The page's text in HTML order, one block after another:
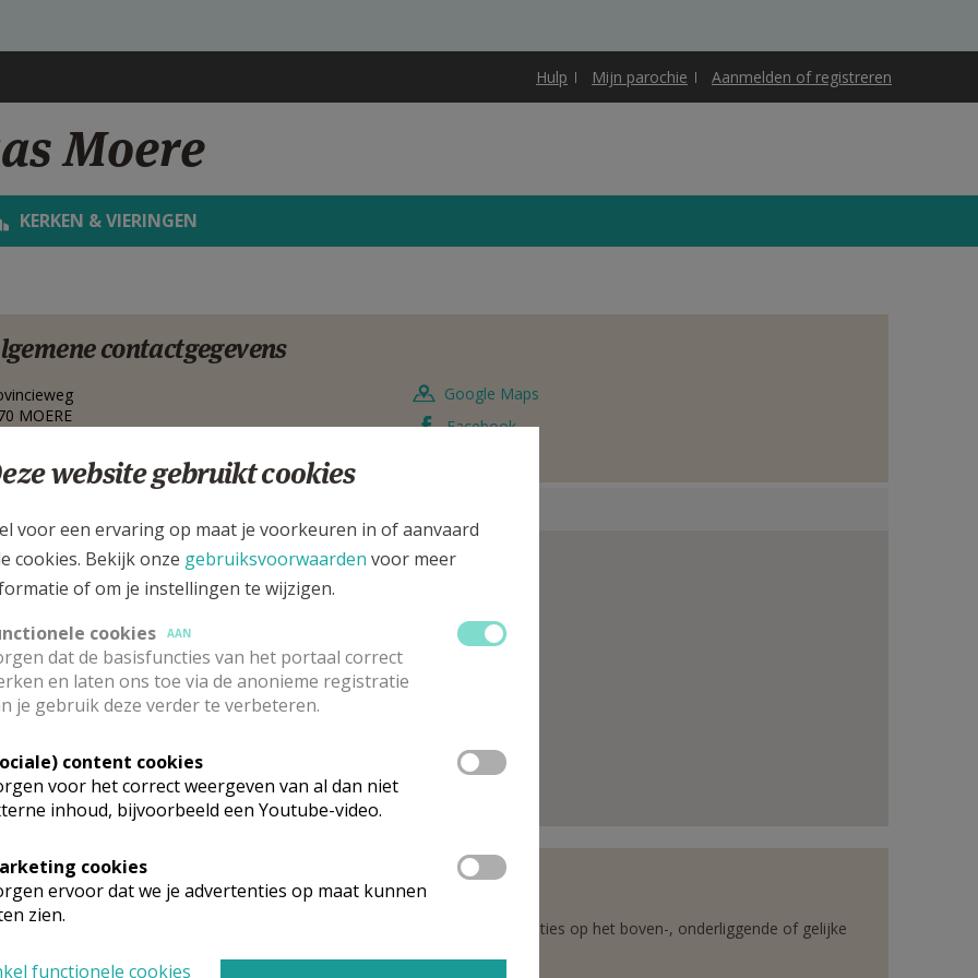
Hulp Mijn parochie Aanmelden of registreren
Moere
KERKEN & VIERINGEN
contactgegevens
MOERE
Google Maps
Facebook
8470 MOERE
wat je zocht? Hier vind je links naar de gegevens van andere organisaties op het boven-, onderliggende of gelijke
website gebruikt cookies
voor een ervaring op maat je voorkeuren in of aanvaard
cookies. Bekijk onze gebruiksvoorwaarden voor meer
of om je instellingen te wijzigen.
cookies
AAN
dat de basisfuncties van het portaal correct
en laten ons toe via de anonieme registratie
je gebruik deze verder te verbeteren.
content cookies
voor het correct weergeven van al dan niet
inhoud, bijvoorbeeld een Youtube-video.
cookies
ervoor dat we je advertenties op maat kunnen
zien.
functionele cookies